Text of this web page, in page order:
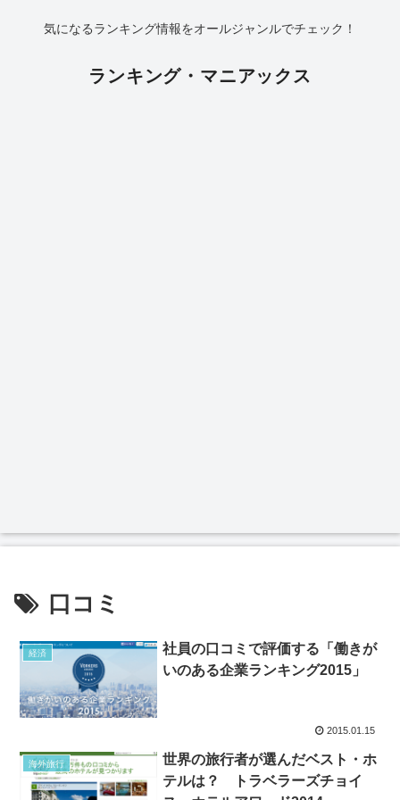
気になるランキング情報をオールジャンルでチェック！
ランキング・マニアックス
口コミ
経済
社員の口コミで評価する「働きが
いのある企業ランキング2015」
2015.01.15
海外旅行
世界の旅行者が選んだベスト・ホ
テルは？ トラベラーズチョイ